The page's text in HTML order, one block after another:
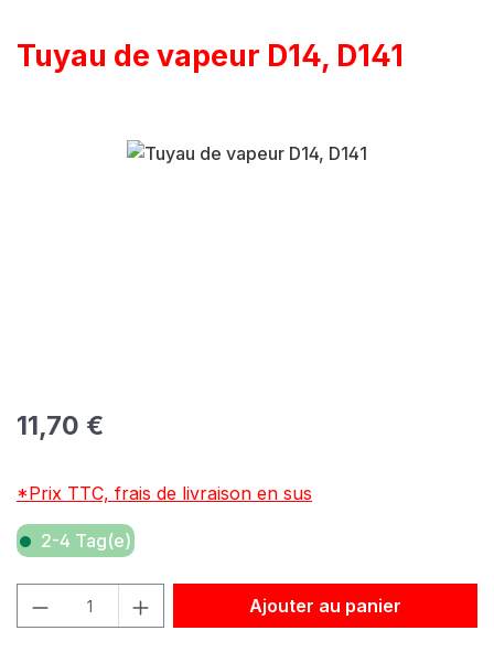
Tuyau de vapeur D14, D141
Ignorer la galerie d'images
Prix régulier :
11,70 €
*Prix TTC, frais de livraison en sus
2-4 Tag(e)
Quantité de produit : Entrez la quantité souhaitée ou
Ajouter au panier